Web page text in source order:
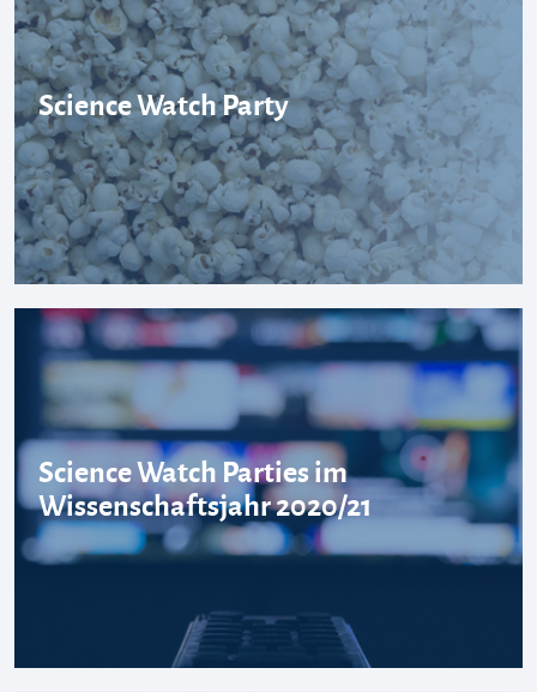
Science Watch Party
Science Watch Parties im
Wissenschaftsjahr 2020/21